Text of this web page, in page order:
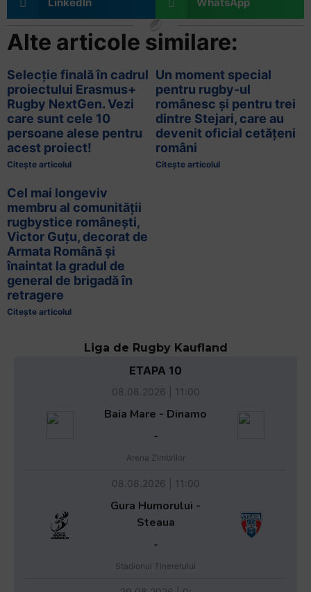
LinkedIn WhatsApp
Alte articole similare:
Selecție finală în cadrul
proiectului Erasmus+
Rugby NextGen. Vezi
care sunt cele 10
persoane alese pentru
acest proiect!
Citește articolul
Un moment special
pentru rugby-ul
românesc și pentru trei
dintre Stejari, care au
devenit oficial cetățeni
români
Citește articolul
Cel mai longeviv
membru al comunității
rugbystice românești,
Victor Guțu, decorat de
Armata Română și
înaintat la gradul de
general de brigadă în
retragere
Citește articolul
Liga de Rugby Kaufland
ETAPA 10
08.08.2026 | 11:00
Baia Mare - Dinamo
-
Arena Zimbrilor
08.08.2026 | 11:00
Gura Humorului -
Steaua
-
Stadionul Tineretului